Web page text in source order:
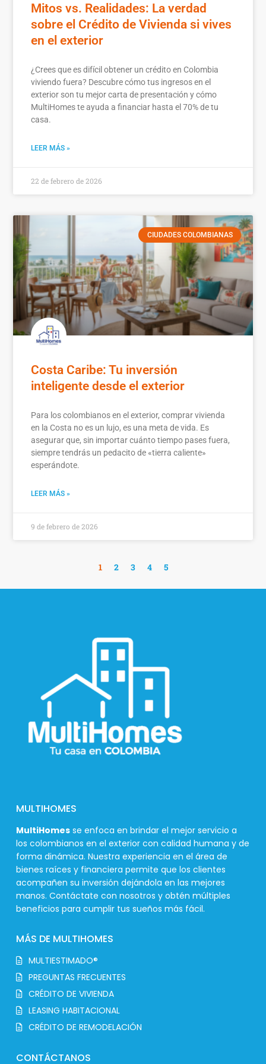
Mitos vs. Realidades: La verdad
sobre el Crédito de Vivienda si vives
en el exterior
¿Crees que es difícil obtener un crédito en Colombia
viviendo fuera? Descubre cómo tus ingresos en el
exterior son tu mejor carta de presentación y cómo
MultiHomes te ayuda a financiar hasta el 70% de tu
casa.
LEER MÁS »
22 de febrero de 2026
CIUDADES COLOMBIANAS
Costa Caribe: Tu inversión
inteligente desde el exterior
Para los colombianos en el exterior, comprar vivienda
en la Costa no es un lujo, es una meta de vida. Es
asegurar que, sin importar cuánto tiempo pases fuera,
siempre tendrás un pedacito de «tierra caliente»
esperándote.
LEER MÁS »
9 de febrero de 2026
1 2 3 4 5
MULTIHOMES
MultiHomes se enfoca en brindar el mejor servicio a
los colombianos en el exterior con calidad humana y de
forma dinámica. Nuestra experiencia en el área de
bienes raíces y financiera permite que los clientes
acompañen su inversión dejándola en las mejores
manos. Contáctate con nosotros y obtén múltiples
beneficios para cumplir tus sueños más fácil.
MÁS DE MULTIHOMES
MULTIESTIMADO®
PREGUNTAS FRECUENTES
CRÉDITO DE VIVIENDA
LEASING HABITACIONAL
CRÉDITO DE REMODELACIÓN
CONTÁCTANOS